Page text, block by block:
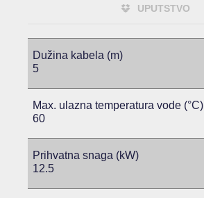
UPUTSTVO
Dužina kabela (m)
5
Max. ulazna temperatura vode (°C)
60
Prihvatna snaga (kW)
12.5